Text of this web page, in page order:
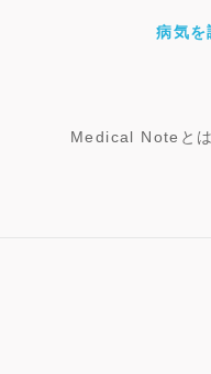
病気を
Medical Noteとは